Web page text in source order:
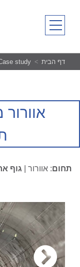
content
primary menu
דף הבית study
תחום: אוורור | גוף